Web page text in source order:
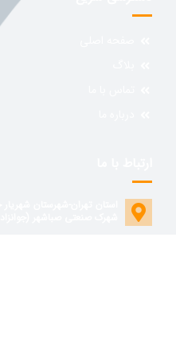
استان تهران-شهرستان